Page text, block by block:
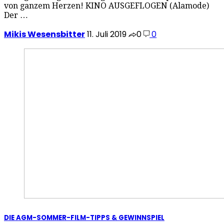
von ganzem Herzen! KINO AUSGEFLOGEN (Alamode)
Der …
Mikis Wesensbitter11. Juli 2019 0 0
DIE AGM-SOMMER-FILM-TIPPS & GEWINNSPIEL